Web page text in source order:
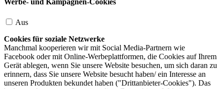
Werbe- und Kampagnen-Cookies
Aus
Cookies für soziale Netzwerke
Manchmal kooperieren wir mit Social Media-Partnern wie
Facebook oder mit Online-Werbeplattformen, die Cookies auf Ihrem
Gerät ablegen, wenn Sie unsere Website besuchen, um sich daran zu
erinnern, dass Sie unsere Website besucht haben/ ein Interesse an
unseren Produkten bekundet haben ("Drittanbieter-Cookies"). Das